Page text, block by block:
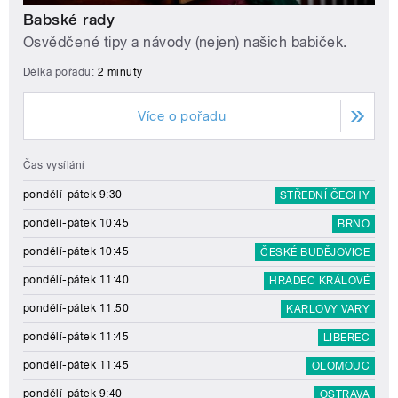
Babské rady
Osvědčené tipy a návody (nejen) našich babiček.
Délka pořadu: 2 minuty
Více o pořadu
Čas vysílání
pondělí-pátek 9:30 STŘEDNÍ ČECHY
pondělí-pátek 10:45 BRNO
pondělí-pátek 10:45 ČESKÉ BUDĚJOVICE
pondělí-pátek 11:40 HRADEC KRÁLOVÉ
pondělí-pátek 11:50 KARLOVY VARY
pondělí-pátek 11:45 LIBEREC
pondělí-pátek 11:45 OLOMOUC
pondělí-pátek 9:40 OSTRAVA